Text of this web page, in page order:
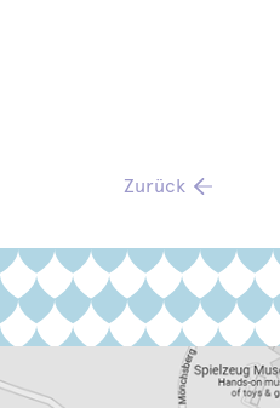
Zurück